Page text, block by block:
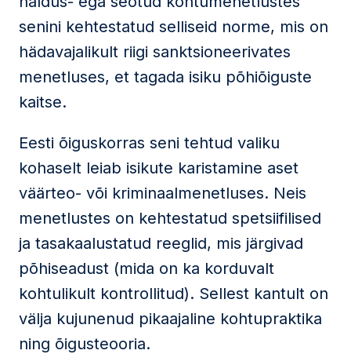
senini kehtestatud selliseid norme, mis on
hädavajalikult riigi sanktsioneerivates
menetluses, et tagada isiku põhiõiguste
kaitse.
Eesti õiguskorras seni tehtud valiku
kohaselt leiab isikute karistamine aset
väärteo- või kriminaalmenetluses. Neis
menetlustes on kehtestatud spetsiifilised
ja tasakaalustatud reeglid, mis järgivad
põhiseadust (mida on ka korduvalt
kohtulikult kontrollitud). Sellest kantult on
välja kujunenud pikaajaline kohtupraktika
ning õigusteooria.